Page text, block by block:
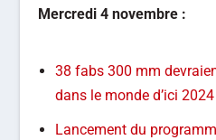
Mercredi 4 novembre :
38 fabs 300 mm
dans le monde d’ici 2024
Lancement du